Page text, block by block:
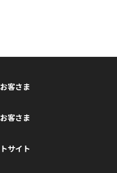
客さま
客さま
サイト